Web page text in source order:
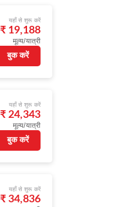
यहाँ से शुरू करें
₹ 19,188
मूल्य/यात्री
बुक करें
यहाँ से शुरू करें
₹ 24,343
मूल्य/यात्री
बुक करें
यहाँ से शुरू करें
₹ 34,836